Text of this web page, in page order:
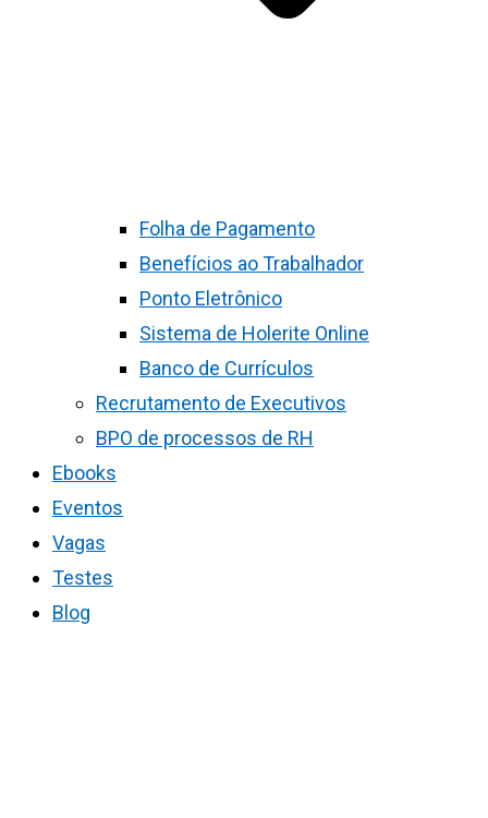
Folha de Pagamento
Benefícios ao Trabalhador
Ponto Eletrônico
Sistema de Holerite Online
Banco de Currículos
Recrutamento de Executivos
BPO de processos de RH
Ebooks
Eventos
Vagas
Testes
Blog